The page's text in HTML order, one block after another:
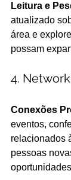
Leitura e
atualizado
área e
possam
4.
Conexões
eventos,
relacionados
pessoas